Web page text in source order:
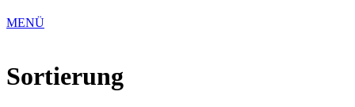
MENÜ
Sortierung